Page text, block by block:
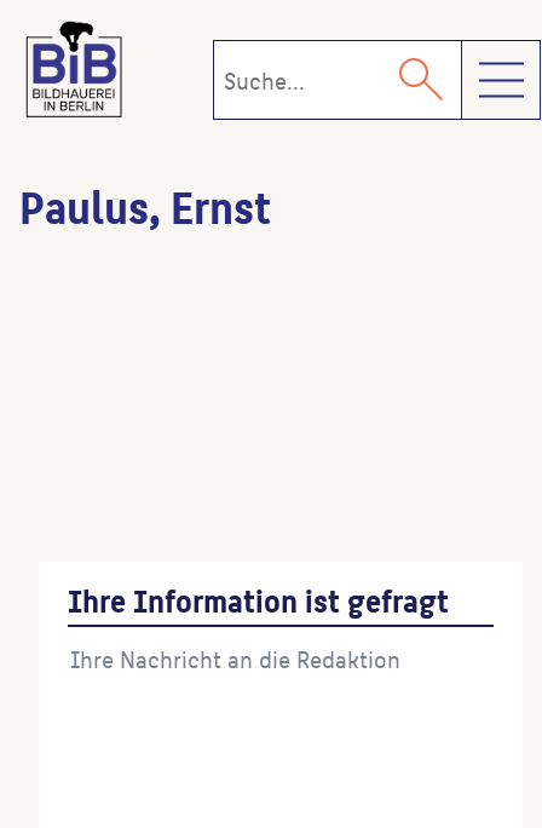
Paulus, Ernst
Ihre Information ist gefragt